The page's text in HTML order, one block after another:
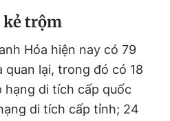
Bạn cần biết
Liên hệ quảng cáo
kẻ trộm
Hóa hiện nay có 79
quan lại, trong đó có 18
hạng di tích cấp quốc
di tích cấp tỉnh; 24